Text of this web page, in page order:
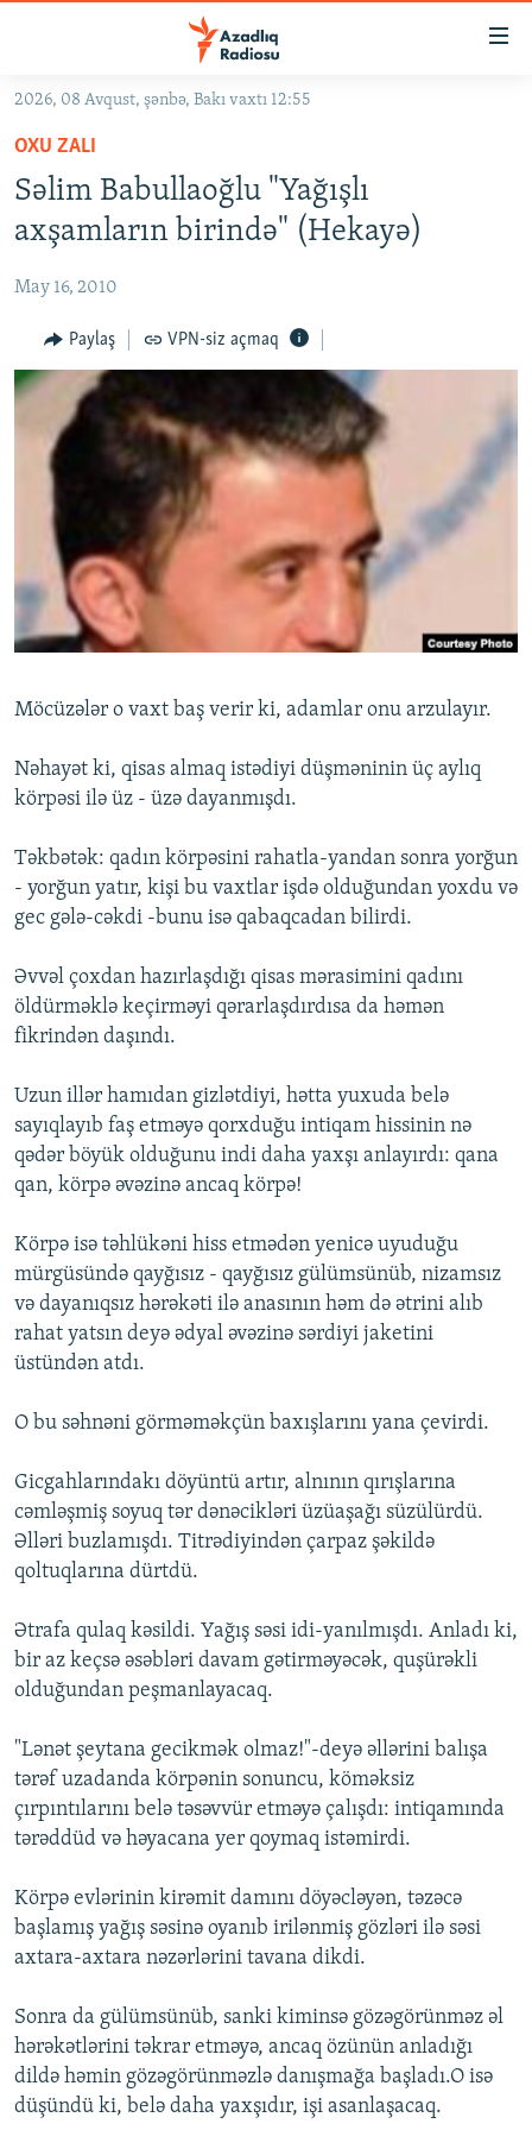
Əsas
qayıt
Əsas
naviqasiyaya
qayıt
#İZAHLA
KORRUPSIOMETR
#ƏSLINDƏ
FƏRQƏ BAX
QANUNI DOĞRU
ARAŞDIRMA
MULTIMEDIA
VIDEO
FOTOQALEREYA
İNFOQRAFIKA
KARIKATURA
RADIO ARXIV
OXU ZALI
AZƏRBAYCAN ƏDƏBIYYATI KITABXANASI
İSLAM VƏ DEMOKRATIYA
İZ - MƏDƏNIYYƏT PROQRAMI
HAQQIMIZDA
MISSIYAMIZ
PEŞƏ ETIKASI VƏ JURNALISTIKA STANDARTLARIMIZ
MATERIALLARIMIZDAN ISTIFADƏ
XƏBƏR BÜLLETENLƏRIMIZ
BIZI IZLƏ
2026, 08 Avqust, şənbə, Bakı vaxtı 12:55
OXU ZALI
Səlim Babullaoğlu "Yağışlı
axşamların birində" (Hekayə)
May 16, 2010
Paylaş VPN-siz açmaq
Möcüzələr o vaxt baş verir ki, adamlar onu arzulayır.
Nəhayət ki, qisas almaq istədiyi düşməninin üç aylıq
körpəsi ilə üz - üzə dayanmışdı.
Təkbətək: qadın körpəsini rahatla-yandan sonra yorğun
- yorğun yatır, kişi bu vaxtlar işdə olduğundan yoxdu və
gec gələ-cəkdi -bunu isə qabaqcadan bilirdi.
Əvvəl çoxdan hazırlaşdığı qisas mərasimini qadını
öldürməklə keçirməyi qərarlaşdırdısa da həmən
fikrindən daşındı.
Uzun illər hamıdan gizlətdiyi, hətta yuxuda belə
sayıqlayıb faş etməyə qorxduğu intiqam hissinin nə
qədər böyük olduğunu indi daha yaxşı anlayırdı: qana
qan, körpə əvəzinə ancaq körpə!
Körpə isə təhlükəni hiss etmədən yenicə uyuduğu
mürgüsündə qayğısız - qayğısız gülümsünüb, nizamsız
və dayanıqsız hərəkəti ilə anasının həm də ətrini alıb
rahat yatsın deyə ədyal əvəzinə sərdiyi jaketini
üstündən atdı.
O bu səhnəni görməməkçün baxışlarını yana çevirdi.
Gicgahlarındakı döyüntü artır, alnının qırışlarına
cəmləşmiş soyuq tər dənəcikləri üzüaşağı süzülürdü.
Əlləri buzlamışdı. Titrədiyindən çarpaz şəkildə
qoltuqlarına dürtdü.
Ətrafa qulaq kəsildi. Yağış səsi idi-yanılmışdı. Anladı ki,
bir az keçsə əsəbləri davam gətirməyəcək, quşürəkli
olduğundan peşmanlayacaq.
"Lənət şeytana gecikmək olmaz!"-deyə əllərini balışa
tərəf uzadanda körpənin sonuncu, köməksiz
çırpıntılarını belə təsəvvür etməyə çalışdı: intiqamında
tərəddüd və həyacana yer qoymaq istəmirdi.
Körpə evlərinin kirəmit damını döyəcləyən, təzəcə
başlamış yağış səsinə oyanıb irilənmiş gözləri ilə səsi
axtara-axtara nəzərlərini tavana dikdi.
Sonra da gülümsünüb, sanki kiminsə gözəgörünməz əl
hərəkətlərini təkrar etməyə, ancaq özünün anladığı
dildə həmin gözəgörünməzlə danışmağa başladı.O isə
düşündü ki, belə daha yaxşıdır, işi asanlaşacaq.